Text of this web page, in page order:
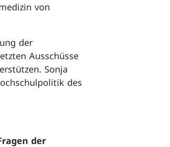
von
der
Ausschüsse
Sonja
des
der